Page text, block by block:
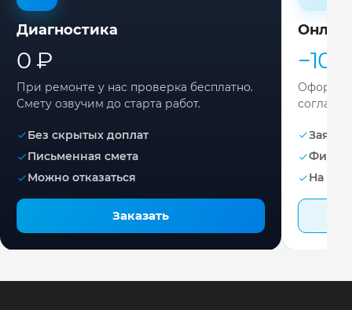
Диагностика
0 ₽
При ремонте у нас проверка бесплатно.
Смету озвучим до старта работ.
Без скрытых доплат
Письменная смета
Можно отказаться
Заказать
−10%
Заявка
На